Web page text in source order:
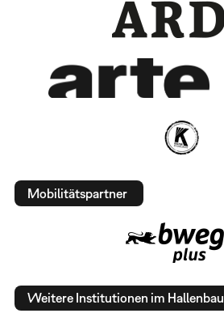
Mobilitätspartner
Weitere Institutionen im Hallenbau